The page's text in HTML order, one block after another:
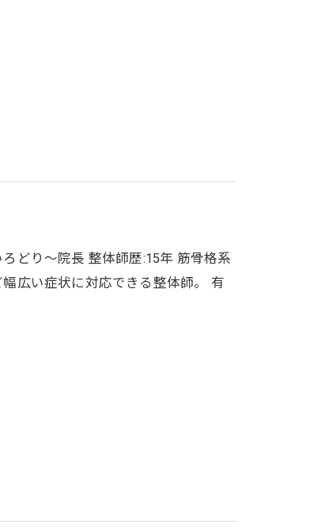
どり～院長 整体師歴:15年 筋骨格系
広い症状に対応できる整体師。 有